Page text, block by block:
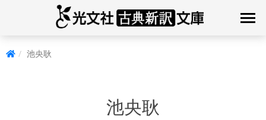
池央耿
池央耿